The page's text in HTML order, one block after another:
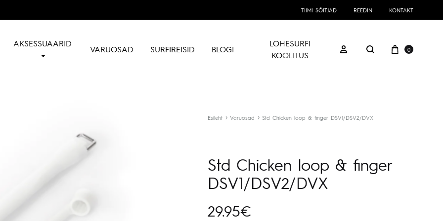
TIIMI SÕITJAD REEDIN KONTAKT
AKSESSUAARID
VARUOSAD SURFIREISID BLOGI
LOHESURFI
KOOLITUS
Logi sisse
Otsing
Ostukorv
0
Esileht Varuosad Std Chicken loop & finger DSV1/DSV2/DVX
Std Chicken loop & finger
DSV1/DSV2/DVX
29.95€